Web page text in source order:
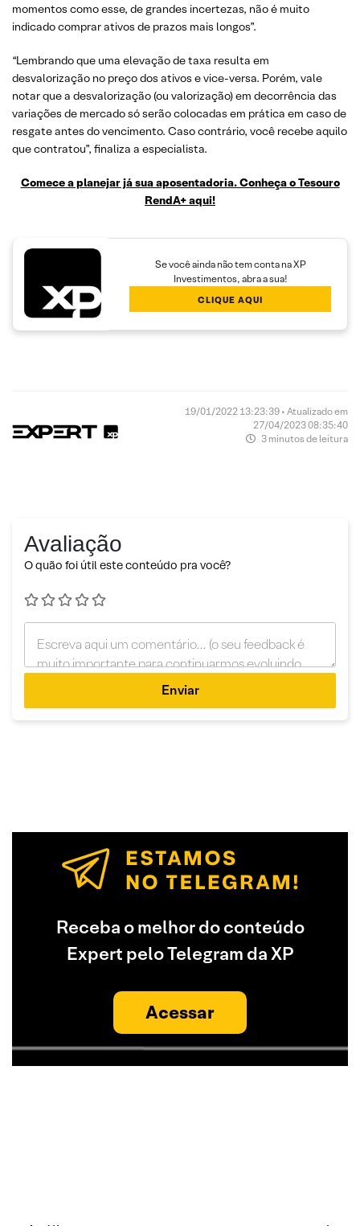
momentos como esse, de grandes incertezas, não é muito
indicado comprar ativos de prazos mais longos”.
“Lembrando que uma elevação de taxa resulta em
desvalorização no preço dos ativos e vice-versa. Porém, vale
notar que a desvalorização (ou valorização) em decorrência das
variações de mercado só serão colocadas em prática em caso de
resgate antes do vencimento. Caso contrário, você recebe aquilo
que contratou”, finaliza a especialista.
Comece a planejar já sua aposentadoria. Conheça o Tesouro
RendA+ aqui!
Se você ainda não tem conta na XP
Investimentos, abra a sua!
CLIQUE AQUI
19/01/2022 13:23:39 • Atualizado em
27/04/2023 08:35:40
3 minutos de leitura
Avaliação
O quão foi útil este conteúdo pra você?
Enviar
Receba o melhor do conteúdo
Expert pelo Telegram da XP
Acessar